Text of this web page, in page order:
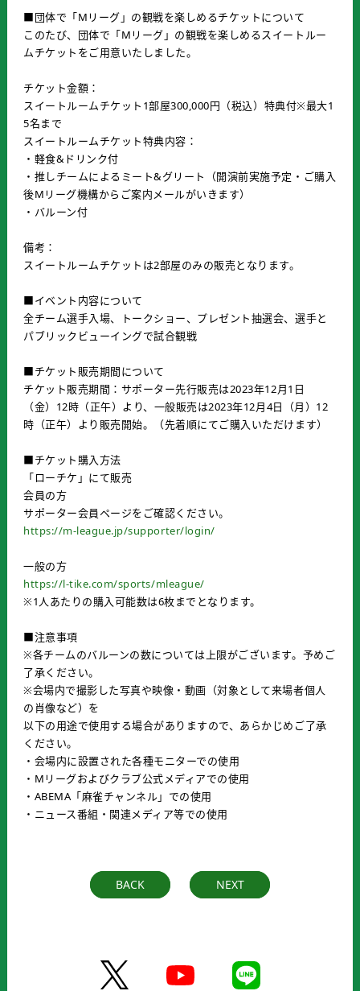
■団体で「Mリーグ」の観戦を楽しめるチケットについて
このたび、団体で「Mリーグ」の観戦を楽しめるスイートルー
ムチケットをご用意いたしました。
チケット金額：
スイートルームチケット1部屋300,000円（税込）特典付※最大1
5名まで
スイートルームチケット特典内容：
・軽食&ドリンク付
・推しチームによるミート&グリート（開演前実施予定・ご購入
後Mリーグ機構からご案内メールがいきます）
・バルーン付
備考：
スイートルームチケットは2部屋のみの販売となります。
■イベント内容について
全チーム選手入場、トークショー、プレゼント抽選会、選手と
パブリックビューイングで試合観戦
■チケット販売期間について
チケット販売期間：サポーター先行販売は2023年12月1日
（金）12時（正午）より、一般販売は2023年12月4日（月）12
時（正午）より販売開始。（先着順にてご購入いただけます）
■チケット購入方法
「ローチケ」にて販売
会員の方
サポーター会員ページをご確認ください。
https://m-league.jp/supporter/login/
一般の方
https://l-tike.com/sports/mleague/
※1人あたりの購入可能数は6枚までとなります。
■注意事項
※各チームのバルーンの数については上限がございます。予めご
了承ください。
※会場内で撮影した写真や映像・動画（対象として来場者個人
の肖像など）を
以下の用途で使用する場合がありますので、あらかじめご了承
ください。
・会場内に設置された各種モニターでの使用
・Mリーグおよびクラブ公式メディアでの使用
・ABEMA「麻雀チャンネル」での使用
・ニュース番組・関連メディア等での使用
BACK NEXT